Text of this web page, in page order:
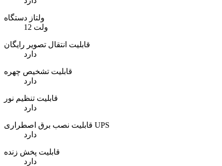
ولتاز دستگاه
12 ولت
قابلیت انتقال تصویر رایگان
دارد
قابلیت تشخیص چهره
دارد
قابلیت تنظیم نور
دارد
قابلیت نصب برق اصطراری UPS
دارد
قابلیت پخش زنده
دارد